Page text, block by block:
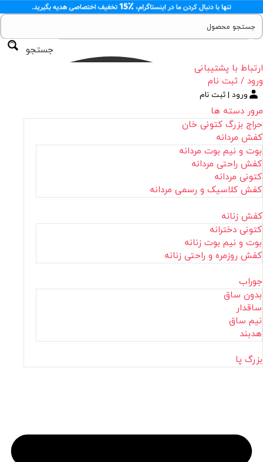
جستجو
ارتباط با پشتیبانی
ورود / ثبت نام
ورود | ثبت نام
مرور دسته ها
حراج بزرگ کتونی خان
کفش مردانه
بوت و نیم بوت مردانه
کفش راحتی مردانه
کتونی مردانه
کفش کلاسیک و رسمی مردانه
کفش زنانه
کتونی دخترانه
بوت و نیم بوت زنانه
کفش روزمره و راحتی زنانه
جوراب
بدون ساق
ساقدار
نیم ساق
هدبند
بزرگ پا